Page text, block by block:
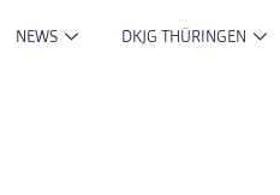
NEWS DKJG THÜRINGEN